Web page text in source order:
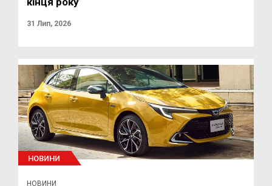
31 Лип, 2026
НОВИНИ
НОВИНИ